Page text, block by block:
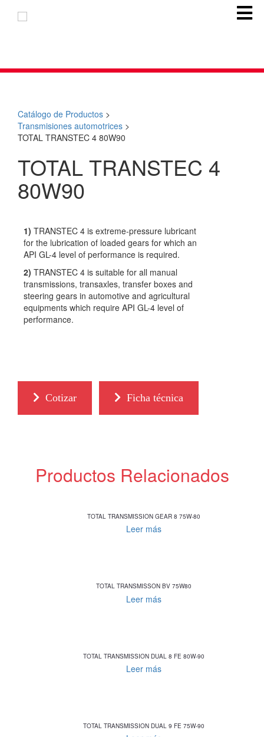
Catálogo de Productos >
Transmisiones automotrices >
TOTAL TRANSTEC 4 80W90
TOTAL TRANSTEC 4
80W90
1) TRANSTEC 4 is extreme-pressure lubricant
for the lubrication of loaded gears for which an
API GL-4 level of performance is required.
2) TRANSTEC 4 is suitable for all manual
transmissions, transaxles, transfer boxes and
steering gears in automotive and agricultural
equipments which require API GL-4 level of
performance.
Cotizar Ficha técnica
Productos Relacionados
TOTAL TRANSMISSION GEAR 8 75W-80
Leer más
TOTAL TRANSMISSON BV 75W80
Leer más
TOTAL TRANSMISSION DUAL 8 FE 80W-90
Leer más
TOTAL TRANSMISSION DUAL 9 FE 75W-90